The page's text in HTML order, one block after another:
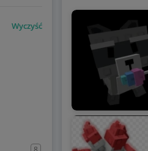
Wyczyść